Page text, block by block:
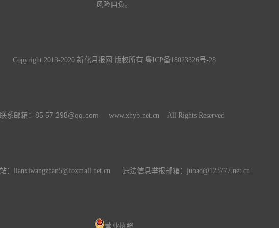
风险自负。
Copyright 2013-2020 新化月报网 版权所有 粤ICP备18023326号-28
联系邮箱： 85 57 298@qq.com www.xhyb.net.cn All Rights Reserved
：lianxiwangzhan5@foxmall.net.cn 违法信息举报邮箱： jubao@123777.net.cn
营业执照